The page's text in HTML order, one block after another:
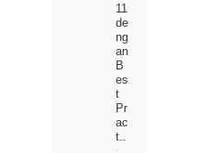
11
de
ng
an
B
es
t
Pr
ac
t..